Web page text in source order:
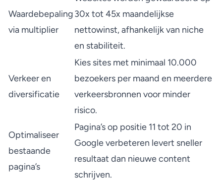
Waardebepaling
via multiplier
30x tot 45x maandelijkse
nettowinst, afhankelijk van niche
en stabiliteit.
Verkeer en
diversificatie
Kies sites met minimaal 10.000
bezoekers per maand en meerdere
verkeersbronnen voor minder
risico.
Optimaliseer
bestaande
pagina’s
Pagina’s op positie 11 tot 20 in
Google verbeteren levert sneller
resultaat dan nieuwe content
schrijven.